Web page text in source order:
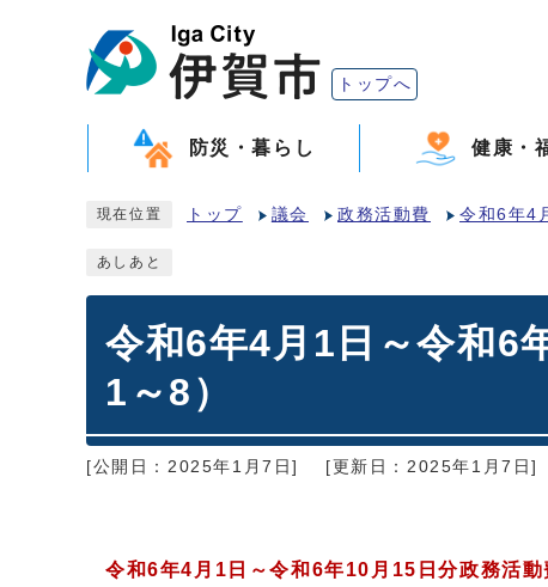
トップへ
防災・暮らし 健康・
現在位置 トップ 議会 政務活動費 令和6年4
あしあと
令和6年4月1日～令和6
1～8）
[公開日：2025年1月7日] [更新日：2025年1月7日]
令和6年4月1日～令和6年10月15日分政務活